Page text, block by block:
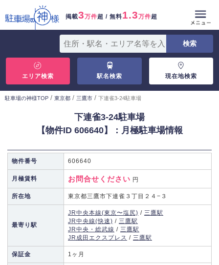
掲載3万件超 / 無料1.3万件超
エリア検索 駅名検索 現在地検索
駐車場の神様TOP / 東京都 / 三鷹市 / 下連雀3-24駐車場
下連雀3-24駐車場
【物件ID 606640】：月極駐車場情報
物件番号 606640
月極賃料 お問合せください 円
所在地 東京都三鷹市下連雀３丁目２４−３
最寄り駅
JR中央本線(東京〜塩尻) / 三鷹駅
JR中央線(快速) / 三鷹駅
JR中央・総武線 / 三鷹駅
JR成田エクスプレス / 三鷹駅
保証金 1ヶ月